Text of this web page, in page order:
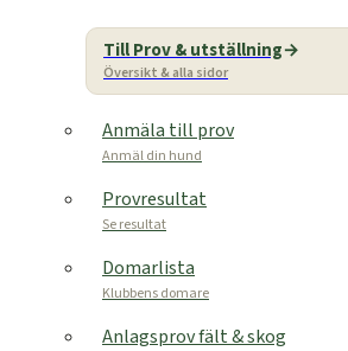
Till Prov & utställning
Översikt & alla sidor
Anmäla till prov
Anmäl din hund
Provresultat
Se resultat
Domarlista
Klubbens domare
Anlagsprov fält & skog